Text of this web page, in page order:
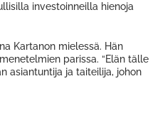
investoinneilla hienoja
Kartanon mielessä. Hän
parissa. “Elän tälle
asiantuntija ja taiteilija, johon